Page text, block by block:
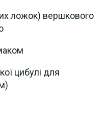
ложок) вершкового
цибулі для